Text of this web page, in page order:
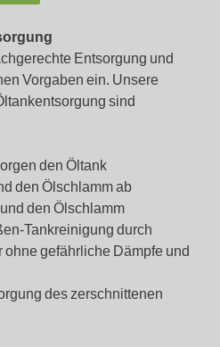
Entsorgung und
Vorgaben ein. Unsere
sind
den Öltank
den Ölschlamm ab
den Ölschlamm
Tankreinigung durch
gefährliche Dämpfe und
des zerschnittenen